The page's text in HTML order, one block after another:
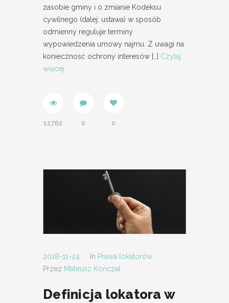
zasobie gminy i o zmianie Kodeksu
cywilnego (dalej: ustawa) w sposób
odmienny reguluje terminy
wypowiedzenia umowy najmu. Z uwagi na
konieczność ochrony interesów […] Czytaj
więcej
12762 0 0
2018-11-24 In Prawa lokatorów
Przez Mateusz Kończal
Definicja lokatora w